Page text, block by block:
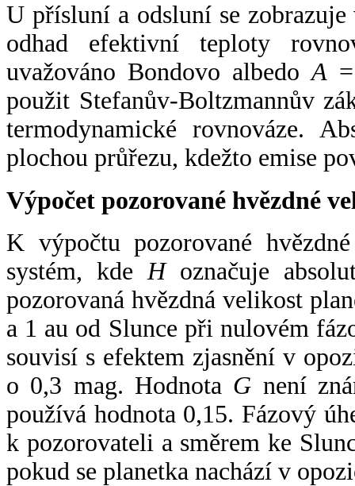
U přísluní a odsluní se
odhad efektivní teploty
uvažováno Bondovo albedoA
použit Stefanův-Boltzmannův
termodynamické rovnováze.
plochou průřezu, kdežto emise
Výpočet pozorované hvězdné
K výpočtu pozorované
systém, kde Hoznačuje
pozorovaná hvězdná velikost
a 1 au od Slunce při nulovém
souvisí s efektem zjasnění v
o 0,3 mag. Hodnota G není
používá hodnota 0,15. Fázový
k pozorovateli a směrem ke
pokud se planetka nachází v